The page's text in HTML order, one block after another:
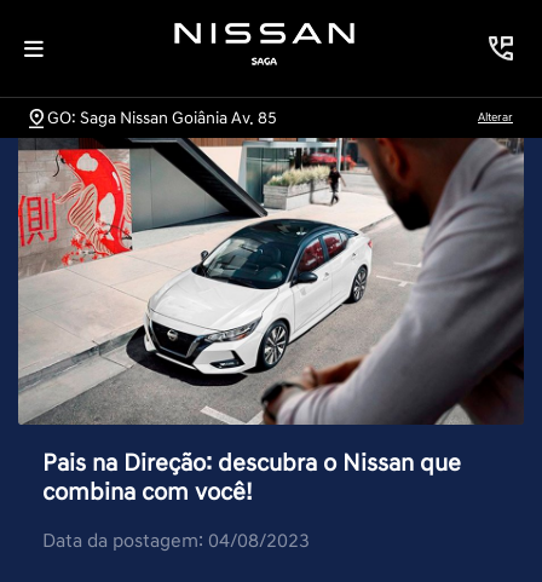
GO: Saga Nissan Goiânia Av. 85 Alterar
Pais na Direção: descubra o Nissan que
combina com você!
Data da postagem: 04/08/2023